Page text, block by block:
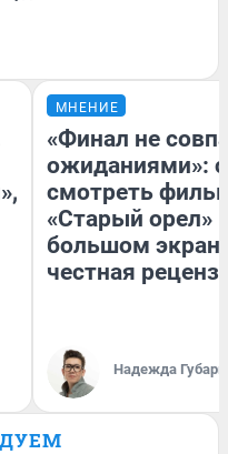
МНЕНИЕ
«Финал не
ожиданиями»:
смотреть
«Старый орел»
большом
честная
Надежда Губарь